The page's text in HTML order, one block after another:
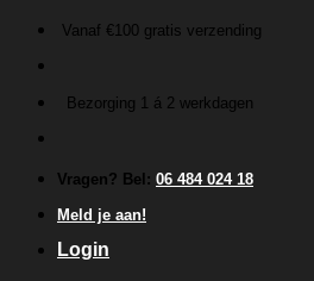
inhoud
Vanaf €100 gratis verzending
Bezorging 1 á 2 werkdagen
Vragen? Bel: 06 484 024 18
Meld je aan!
Login